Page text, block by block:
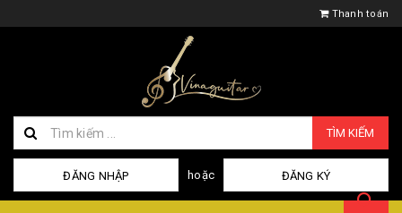
Thanh toán
TÌM KIẾM
ĐĂNG NHẬP hoặc ĐĂNG KÝ